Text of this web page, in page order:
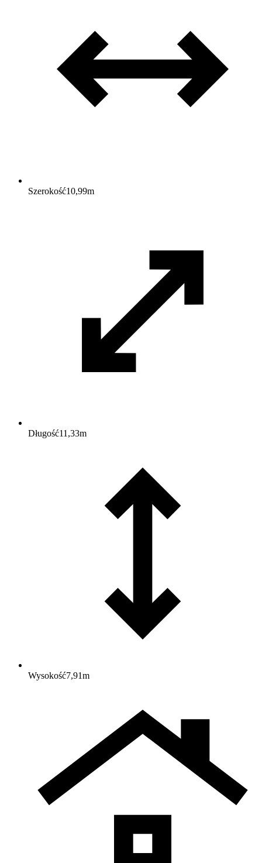
Szerokość10,99m
Długość11,33m
Wysokość7,91m